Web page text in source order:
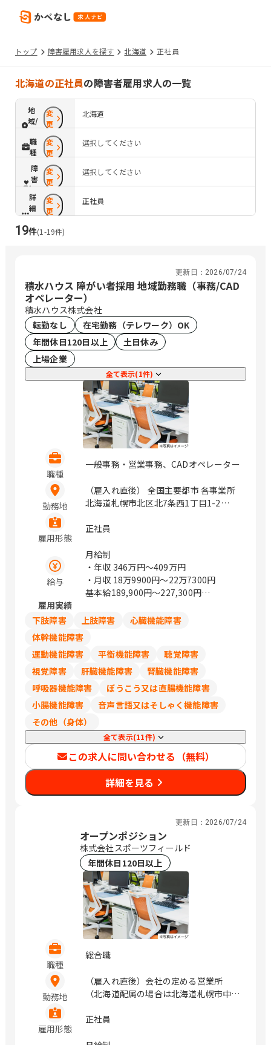
トップ 障害雇用求人を探す 北海道 正社員
北海道の正社員の障害者雇用求人の一覧
地
域/
路
線
変
更
北海道
職
種
変
更
選択してください
障
害
配
慮
変
更
選択してください
詳
細
条
件
変
更
正社員
19件(1 -19件)
更新日： 2026/07/24
積水ハウス 障がい者採用 地域勤務職（事務/CAD
オペレーター）
積水ハウス株式会社
転勤なし
在宅勤務（テレワーク）OK
年間休日120日以上
土日休み
上場企業
全て表示(1件)
職種
一般事務・営業事務、CADオペレーター
勤務地
（雇入れ直後） 全国主要都市 各事業所
北海道札幌市北区北7条西1丁目1-2
前北通1-10橋市盛岡ビル7F 宮城県仙台
ワービル5F） 山形県山形市篭田3-9-5
福島県郡山市本町一丁目4－8 茨城県水
戸市城南1-1-6 （サザン水戸ビル301）
栃木県宇都宮市城東1丁目-11-5 群馬県
ま市浦和区岸町4-26-15 （浦和SHビル
町1丁目16-3 （SAISHOビル2階） 千葉
県千葉市中央区問屋町1-35 （千葉ポー
町1-3-1 Face13階 （ご予約制） 千葉県
流山市おおたかの森西1-2-3 （アゼリア
テラス9階） 東京都豊島区西池袋1-11-1
（メトロポリタンプラザビル11階） 東
京都新宿区西新宿3-6-11 （西新宿KSビ
ル1F） 東京都港区南青山2-26-1 （D－
LIFEPLACE南青山1階） 東京都立川市曙
町2-37-7 （コアシティ立川1F） 神奈川
県横浜市西区みなとみらい3-7-1
神奈川県横浜市西区みなとみらい4-4-5
（横浜アイマークプレイス4階） 神奈川
県海老名市めぐみ町2番2号 （ViNA
GARDENS OFFICE 14階） 神奈川県藤沢
市辻堂神台2-2-1 （アイクロス湘南9
階） 新潟県新潟市中央区上所中1-7-23
石川県金沢市鞍月4丁目125 山梨県甲府
市上石田3-6-38 長野県松本市渚二丁目4
番31号（2F） 岐阜県岐阜市市橋3丁目4
番8号 静岡県静岡市駿河区稲川二丁目1-
屋市中区栄3-18-1 （ナディアパークビ
市中区栄3-18-1 （ナディアパークビジ
ネスセンタービル16F） 愛知県豊橋市曙
11番地5 （第一生命・三井住友海上岡崎
雇用形態
正社員
給与
月給制
・年収 346万円〜409万円
・月収 18万9900円〜22万7300円
基本給189,900円～227,300円
※試用期間中の労働条件は同条件
雇用実績
下肢障害
上肢障害
心臓機能障害
体幹機能障害
運動機能障害
平衡機能障害
聴覚障害
視覚障害
肝臓機能障害
腎臓機能障害
呼吸器機能障害
ぼうこう又は直腸機能障害
小腸機能障害
音声言語又はそしゃく機能障害
その他（身体）
全て表示(11件)
この求人に問い合わせる（無料）
詳細を見る
更新日： 2026/07/24
オープンポジション
株式会社スポーツフィールド
年間休日120日以上
職種
総合職
勤務地
（雇入れ直後）会社の定める営業所
（北海道配属の場合は北海道札幌市中央
葉区、東京都配属の場合は東京都新宿
雇用形態
正社員